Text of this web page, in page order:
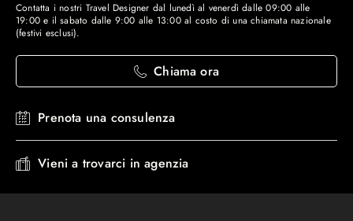
Contatta i nostri Travel Designer dal lunedì al venerdì dalle 09:00 alle
19:00 e il sabato dalle 9:00 alle 13:00 al costo di una chiamata nazionale
(festivi esclusi).
Chiama ora
Prenota una consulenza
Vieni a trovarci in agenzia